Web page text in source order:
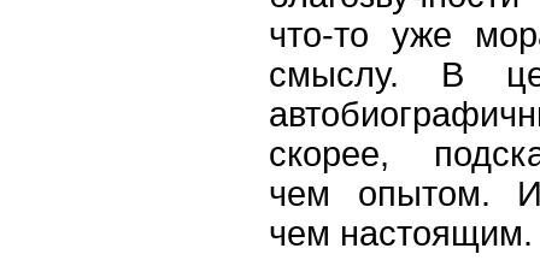
что-то уже
смыслу. В
скорее,
чем опытом.
чем настоящим.